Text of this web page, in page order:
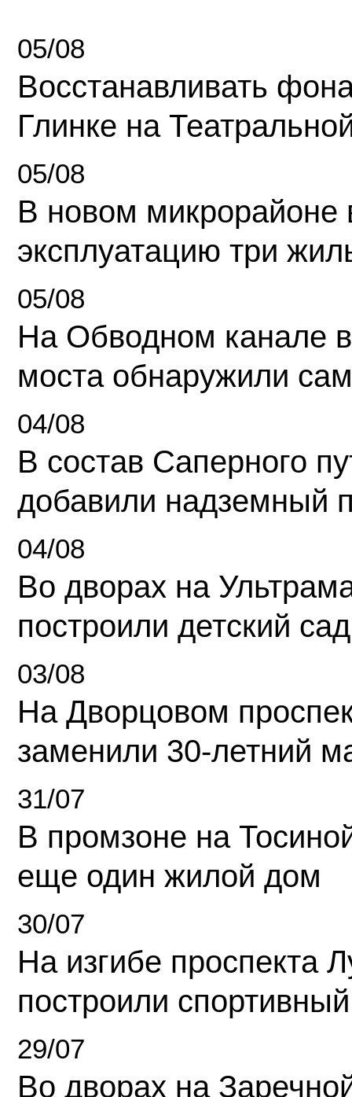
05/08
Восстанавливать
Глинке на
05/08
В новом микрорайоне
эксплуатацию три
05/08
На Обводном канале
моста обнаружили
04/08
В состав Саперного
добавили надземный
04/08
Во дворах на
построили детский сад
03/08
На Дворцовом
заменили 30-летний
31/07
В промзоне на
еще один жилой дом
30/07
На изгибе проспекта
построили
29/07
Во дворах на